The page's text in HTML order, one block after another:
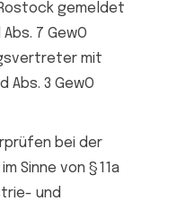
gemeldet
7 GewO
mit
Abs. 3 GewO
bei der
Sinne von §11a
und